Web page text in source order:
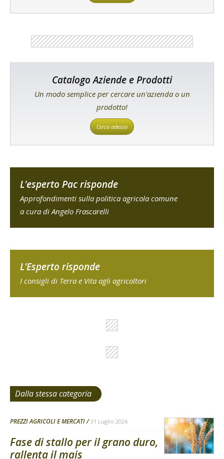
Catalogo Aziende e Prodotti
Un modo semplice per cercare un'azienda o un
prodotto!
Cerca adesso
L'esperto Pac risponde
Approfondimenti sulla politica agricola comune
a cura di Angelo Frascarelli
L'Esperto risponde
I consigli di Terra e Vita agli agricoltori
Dalla stessa categoria
PREZZI AGRICOLI E MERCATI 31 Luglio 2026
Fase di stallo per il grano duro,
rallenta il mais